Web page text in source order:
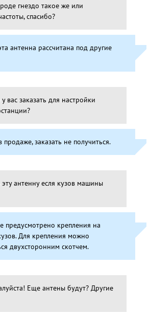
гнездо такое же или
спасибо?
антенна рассчитана под другие
вас заказать для настройки
продаже, заказать не получиться.
эту антенну есля кузов машины
предусмотрено крепления на
Для крепления можно
двухсторонним скотчем.
Еще антены будут? Другие